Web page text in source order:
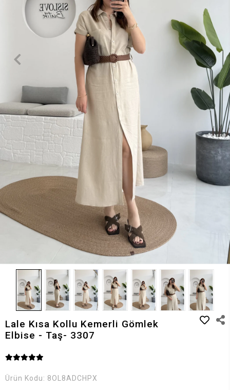
Lale Kısa Kollu Kemerli Gömlek
Elbise - Taş- 3307
Ürün Kodu: 8OL8ADCHPX